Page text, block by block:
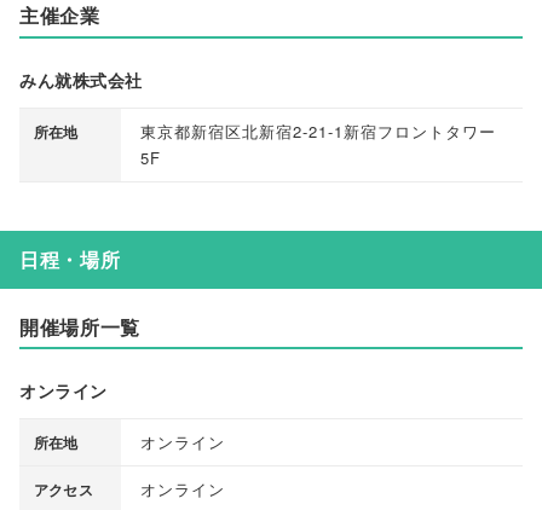
主催企業
みん就株式会社
所在地
東京都新宿区北新宿2-21-1新宿フロントタワー
5F
日程・場所
開催場所一覧
オンライン
所在地 オンライン
アクセス オンライン